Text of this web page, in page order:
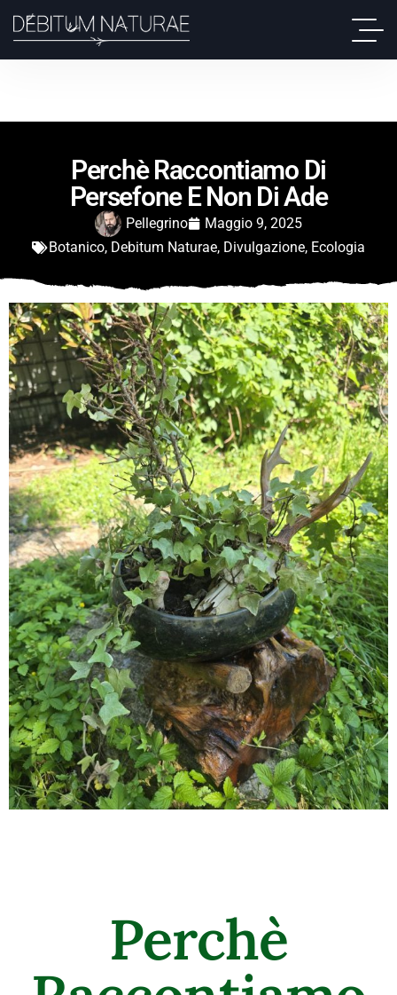
Perchè Raccontiamo Di
Persefone E Non Di Ade
Pellegrino
Maggio 9, 2025
Botanico, Debitum Naturae, Divulgazione, Ecologia
Perchè